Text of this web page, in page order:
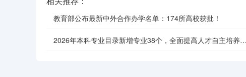
教育部公布最新中外合作办学名单：174所高校获批！
2026年本科专业目录新增专业38个，全面提高人才自主培养质